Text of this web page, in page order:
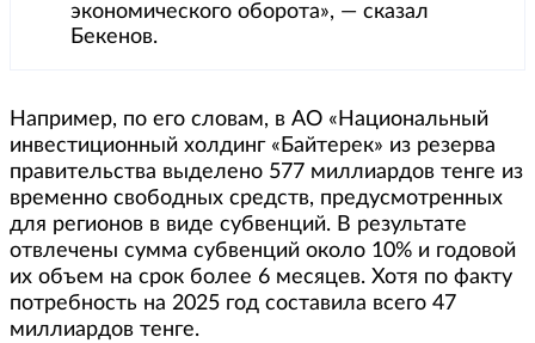
экономического оборота», — сказал
Бекенов.
Например, по его словам, в АО «Национальный
инвестиционный холдинг «Байтерек» из резерва
правительства выделено 577 миллиардов тенге из
временно свободных средств, предусмотренных
для регионов в виде субвенций. В результате
отвлечены сумма субвенций около 10% и годовой
их объем на срок более 6 месяцев. Хотя по факту
потребность на 2025 год составила всего 47
миллиардов тенге.